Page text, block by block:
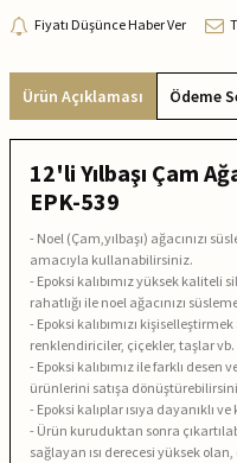
Fiyatı Düşünce Haber Ver
Ürün Açıklaması Ödeme
12'li Yılbaşı Çam
EPK-539
- Noel (Çam,yılbaşı) ağacınızı
amacıyla kullanabilirsiniz.
- Epoksi kalıbımız yüksek kaliteli
rahatlığı ile noel ağacınızı
- Epoksi kalıbımızı
renklendiriciler, çiçekler, taşlar
- Epoksi kalıbımız ile farklı
ürünlerini satışa
- Epoksi kalıplar ısıya dayanıklı
- Ürün kuruduktan sonra
sağlayan ısı derecesi yüksek